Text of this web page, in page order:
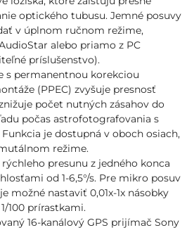
optického tubusu. Jemné posuvy
v úplnom ručnom režime,
alebo priamo z PC
príslušenstvo).
s permanentnou korekciou
(PPEC) zvyšuje presnosť
počet nutných zásahov do
počas astrofotografovania s
je dostupná v oboch osiach,
režime.
presunu z jedného konca
od 1-6,5°/s. Pre mikro posuv
možné nastaviť 0,01x-1x násobky
100 prírastkami.
16-kanálový GPS prijímač Sony